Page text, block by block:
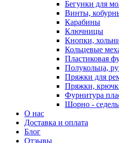
Бегунки для
Винты,
Карабины
Ключницы
Кнопки,
Кольцевые
Пластиковая
Полукольца,
Пряжки для
Пряжки,
Фурнитура
Шорно -
О нас
Доставка и оплата
Блог
Отзывы